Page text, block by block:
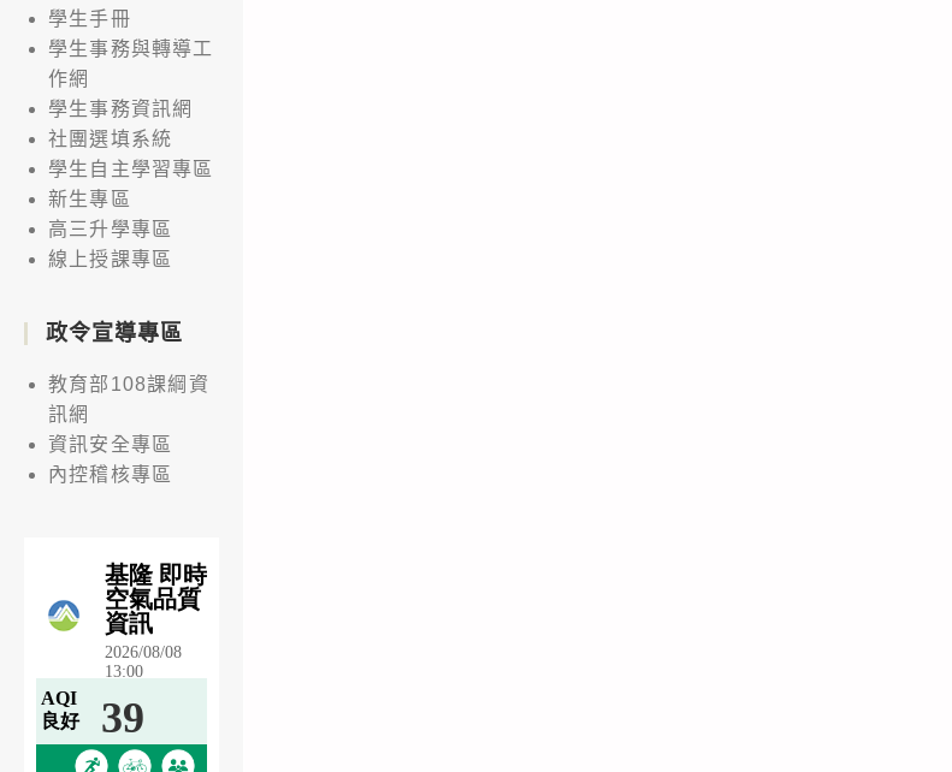
學生手冊
學生事務與轉導工
作網
學生事務資訊網
社團選填系統
學生自主學習專區
新生專區
高三升學專區
線上授課專區
政令宣導專區
教育部108課綱資
訊網
資訊安全專區
內控稽核專區